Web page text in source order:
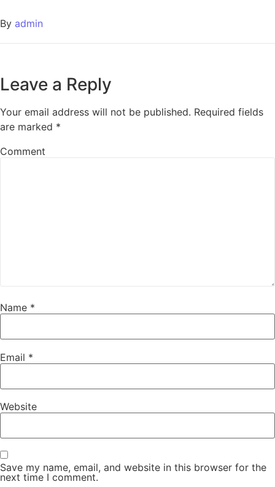
By admin
Leave a Reply
Your email address will not be published. Required fields
are marked *
Comment
Name *
Email *
Website
Save my name, email, and website in this browser for the
next time I comment.